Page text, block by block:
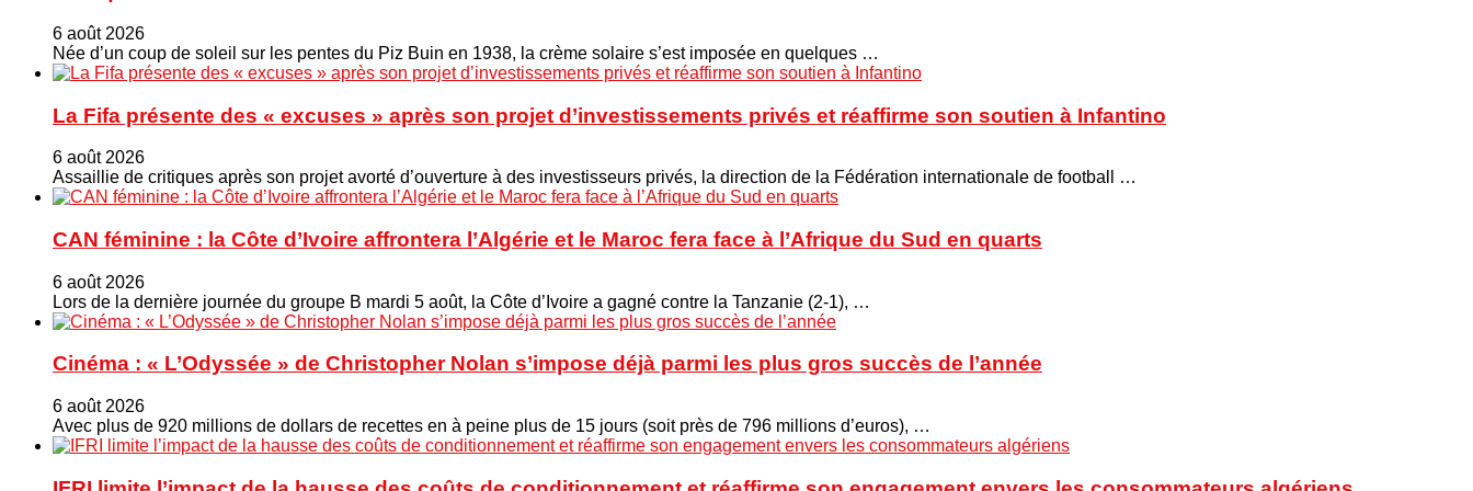
6 août 2026
Née d’un coup de soleil sur les pentes du Piz Buin en 1938, la crème solaire s’est imposée en quelques …
La Fifa présente des « excuses » après son projet d’investissements privés et réaffirme son soutien à Infantino
6 août 2026
Assaillie de critiques après son projet avorté d’ouverture à des investisseurs privés, la direction de la Fédération internationale de football …
CAN féminine : la Côte d’Ivoire affrontera l’Algérie et le Maroc fera face à l’Afrique du Sud en quarts
6 août 2026
Lors de la dernière journée du groupe B mardi 5 août, la Côte d’Ivoire a gagné contre la Tanzanie (2-1), …
Cinéma : « L’Odyssée » de Christopher Nolan s’impose déjà parmi les plus gros succès de l’année
6 août 2026
Avec plus de 920 millions de dollars de recettes en à peine plus de 15 jours (soit près de 796 millions d’euros), …